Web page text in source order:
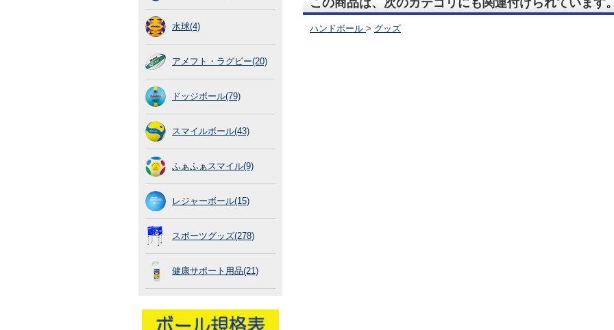
水球(4)
アメフト・ラグビー(20)
ドッジボール(79)
スマイルボール(43)
ふぁふぁスマイル(9)
レジャーボール(15)
スポーツグッズ(278)
健康サポート用品(21)
この商品は、次のカテゴリにも関連付けられています
ハンドボール > グッズ